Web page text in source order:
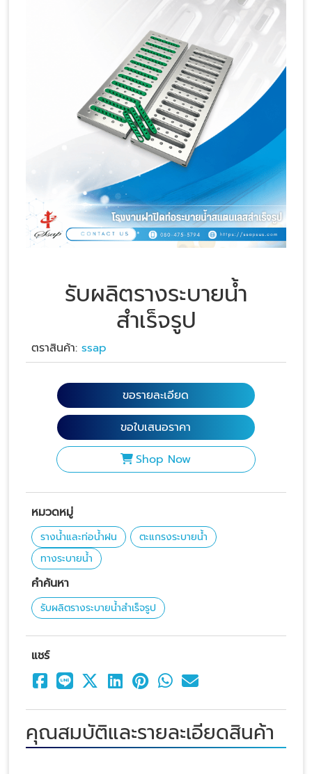
รับผลิตรางระบายน้ำ
สำเร็จรูป
ตราสินค้า: ssap
ขอรายละเอียด
ขอใบเสนอราคา
Shop Now
หมวดหมู่
รางน้ำและท่อน้ำฝน
ตะแกรงระบายน้ำ
ทางระบายน้ำ
คำค้นหา
รับผลิตรางระบายน้ำสำเร็จรูป
แชร์
คุณสมบัติและรายละเอียดสินค้า